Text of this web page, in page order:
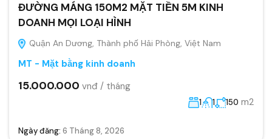
ĐƯỜNG MÁNG 150M2 MẶT TIỀN 5M KINH
DOANH MỌI LOẠI HÌNH
Quận An Dương, Thành phố Hải Phòng, Việt Nam
MT - Mặt bằng kinh doanh
15.000.000 vnđ / tháng
1 1 150 m2
Ngày đăng: 6 Tháng 8, 2026